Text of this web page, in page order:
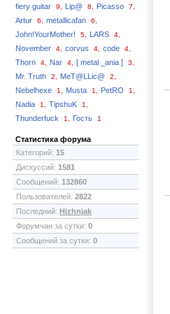
fiery guitar 9, Lip@ 8, Picasso 7,
Artur 6, metallicafan 6,
John!YourMother! 5, LARS 4,
November 4, corvus 4, code 4,
Thorn 4, Nar 4, [ metal _ania ] 3,
Mr. Truth 2, MeT@LLic@ 2,
Nebelhexe 1, Musta 1, PetRO 1,
Nadia 1, TipshuK 1,
Thunderfuck 1, Гость 1
Статистика форума
Категорий: 15
Дискуссий: 1581
Сообщений: 132860
Пользователей: 2822
Последний: Hizhnjak
Форумчан за сутки: 0
Сообщений за сутки: 0